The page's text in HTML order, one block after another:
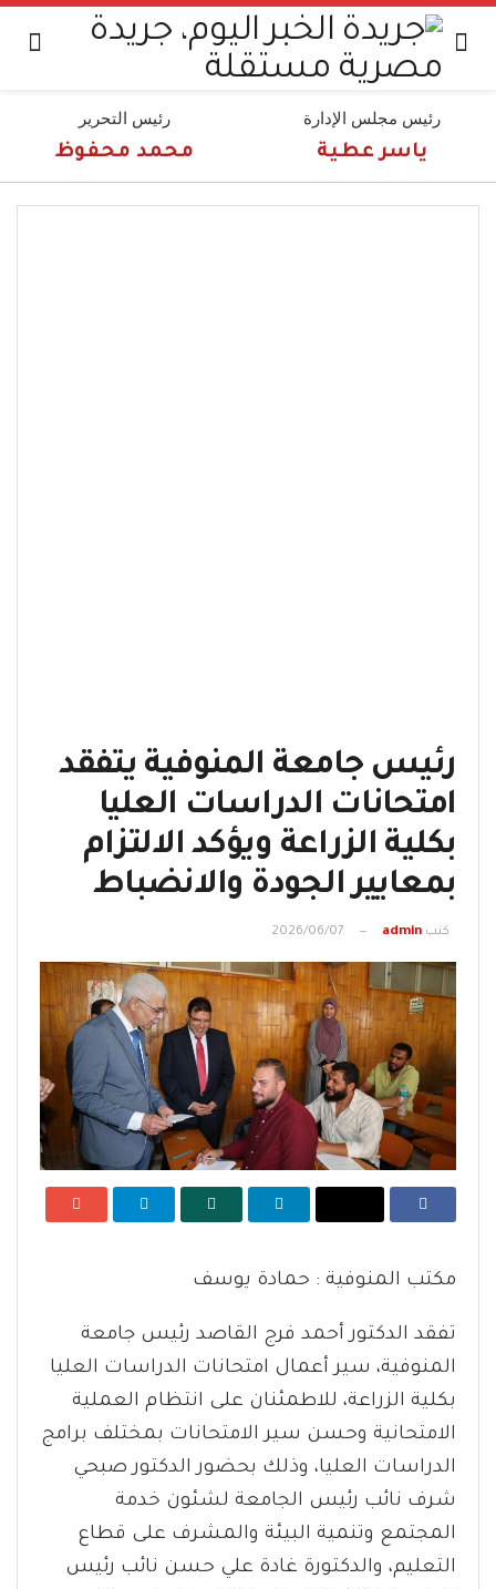
رئيس مجلس الإدارة
ياسر عطية
رئيس التحرير
محمد محفوظ
رئيس جامعة المنوفية يتفقد
امتحانات الدراسات العليا
بكلية الزراعة ويؤكد الالتزام
بمعايير الجودة والانضباط
كتب admin
2026/06/07
مكتب المنوفية : حمادة يوسف
تفقد الدكتور أحمد فرج القاصد رئيس جامعة
المنوفية، سير أعمال امتحانات الدراسات العليا
بكلية الزراعة، للاطمئنان على انتظام العملية
الامتحانية وحسن سير الامتحانات بمختلف برامج
الدراسات العليا، وذلك بحضور الدكتور صبحي
شرف نائب رئيس الجامعة لشئون خدمة
المجتمع وتنمية البيئة والمشرف على قطاع
التعليم، والدكتورة غادة علي حسن نائب رئيس